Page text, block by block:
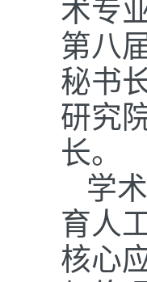
术专
第八
秘书
研究
长。
学
育人
核心